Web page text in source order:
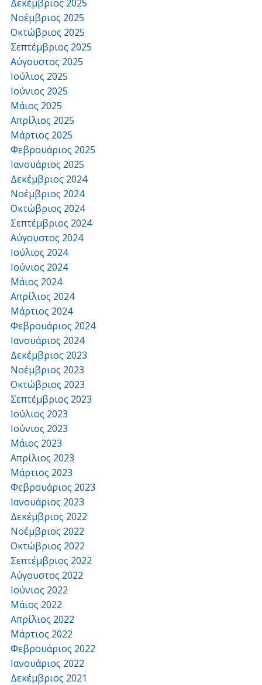
Δεκέμβριος 2025
Νοέμβριος 2025
Οκτώβριος 2025
Σεπτέμβριος 2025
Αύγουστος 2025
Ιούλιος 2025
Ιούνιος 2025
Μάιος 2025
Απρίλιος 2025
Μάρτιος 2025
Φεβρουάριος 2025
Ιανουάριος 2025
Δεκέμβριος 2024
Νοέμβριος 2024
Οκτώβριος 2024
Σεπτέμβριος 2024
Αύγουστος 2024
Ιούλιος 2024
Ιούνιος 2024
Μάιος 2024
Απρίλιος 2024
Μάρτιος 2024
Φεβρουάριος 2024
Ιανουάριος 2024
Δεκέμβριος 2023
Νοέμβριος 2023
Οκτώβριος 2023
Σεπτέμβριος 2023
Ιούλιος 2023
Ιούνιος 2023
Μάιος 2023
Απρίλιος 2023
Μάρτιος 2023
Φεβρουάριος 2023
Ιανουάριος 2023
Δεκέμβριος 2022
Νοέμβριος 2022
Οκτώβριος 2022
Σεπτέμβριος 2022
Αύγουστος 2022
Ιούνιος 2022
Μάιος 2022
Απρίλιος 2022
Μάρτιος 2022
Φεβρουάριος 2022
Ιανουάριος 2022
Δεκέμβριος 2021